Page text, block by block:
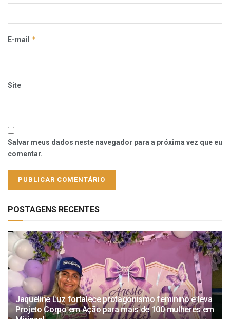
E-mail *
Site
Salvar meus dados neste navegador para a próxima vez que eu
comentar.
POSTAGENS RECENTES
Jaqueline Luz fortalece protagonismo feminino e leva
Projeto Corpo em Ação para mais de 100 mulheres em